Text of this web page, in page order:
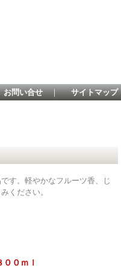
お問い合せ ｜ サイトマップ
す。軽やかなフルーツ香、じ
ください。
０ｍｌ